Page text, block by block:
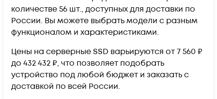
количестве 56 шт., доступных для доставки по
России. Вы можете выбрать модели с разным
функционалом и характеристиками.
Цены на серверные SSD варьируются от 7 560 ₽
до 432 432 ₽, что позволяет подобрать
устройство под любой бюджет и заказать с
доставкой по всей России.